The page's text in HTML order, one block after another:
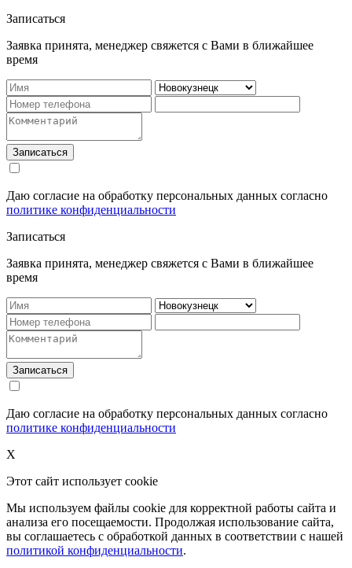
Записаться
Заявка принята, менеджер свяжется с Вами в ближайшее
время
Записаться
Даю согласие на обработку персональных данных согласно
политике конфиденциальности
Записаться
Заявка принята, менеджер свяжется с Вами в ближайшее
время
Записаться
Даю согласие на обработку персональных данных согласно
политике конфиденциальности
X
Этот сайт использует cookie
Мы используем файлы cookie для корректной работы сайта и
анализа его посещаемости. Продолжая использование сайта,
вы соглашаетесь с обработкой данных в соответствии с нашей
политикой конфиденциальности.